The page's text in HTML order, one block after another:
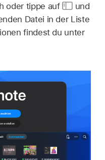
oder tippe auf
und
Datei in der Liste
findest du unter